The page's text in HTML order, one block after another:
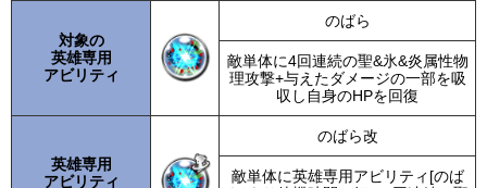
対象の
英雄専用
アビリティ
のばら
敵単体に4回連続の聖&氷&炎属性物
理攻撃+与えたダメージの一部を吸
収し自身のHPを回復
英雄専用
アビリティ
のばら改
敵単体に英雄専用アビリティ[のば